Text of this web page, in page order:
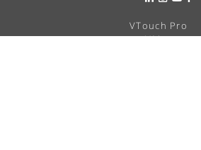
VTouch Pro
VMax